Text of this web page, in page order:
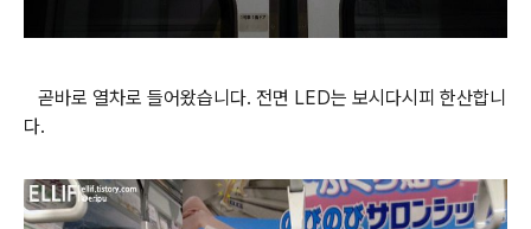
곧바로 열차로 들어왔습니다. 전면 LED는 보시다시피 한산합니
다.